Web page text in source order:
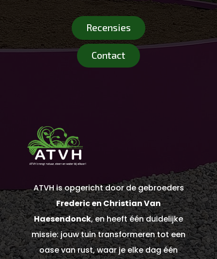
Recensies
Contact
ATVH is opgericht door de gebroeders
Frederic en Christian Van
Haesendonck, en heeft één duidelijke
missie: jouw tuin transformeren tot een
oase van rust, waar je elke dag één